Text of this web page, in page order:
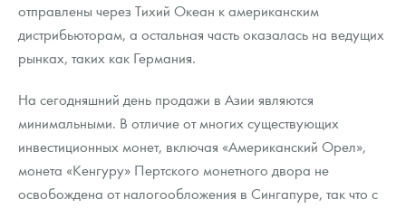
отправлены через Тихий Океан к американским
дистрибьюторам, а остальная часть оказалась на ведущих
рынках, таких как Германия.
На сегодняшний день продажи в Азии являются
минимальными. В отличие от многих существующих
инвестиционных монет, включая «Американский Орел»,
монета «Кенгуру» Пертского монетного двора не
освобождена от налогообложения в Сингапуре, так что с